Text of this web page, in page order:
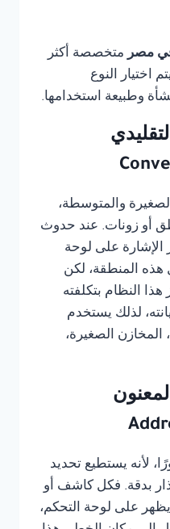
مصر متخصصة أكثر
اختيار النوع
وطبيعة استخدامها.
والمتوسطة،
أو زونات. عند حدوث
الإشارة على لوحة
هذه المنطقة، لكن
النظام بتكلفته
لذلك يستخدم
المخازن الصغيرة،
لأنه يستطيع تحديد
بدقة. فكل كاشف أو
على لوحة التحكم،